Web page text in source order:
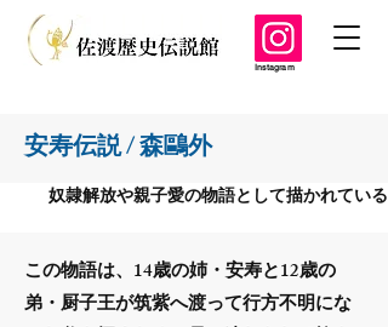
Instagram
安寿伝説 / 森鷗外
奴隷解放や親子愛の物語として描かれている
この物語は、14歳の姉・安寿と12歳の
弟・厨子王が筑紫へ渡って行方不明にな